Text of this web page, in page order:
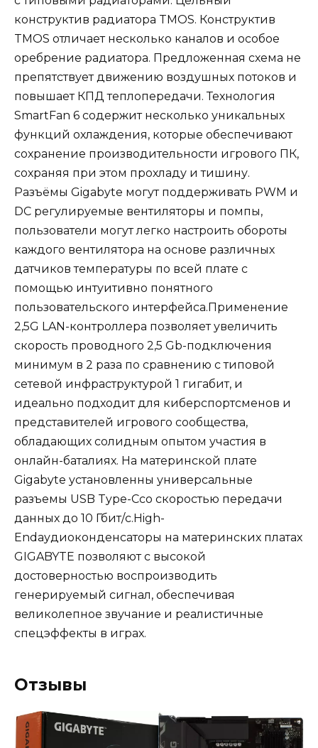
конструктив радиатора TMOS. Конструктив
TMOS отличает несколько каналов и особое
оребрение радиатора. Предложенная схема не
препятствует движению воздушных потоков и
повышает КПД теплопередачи. Технология
SmartFan 6 содержит несколько уникальных
функций охлаждения, которые обеспечивают
сохранение производительности игрового ПК,
сохраняя при этом прохладу и тишину.
Разъёмы Gigabyte могут поддерживать PWM и
DC регулируемые вентиляторы и помпы,
пользователи могут легко настроить обороты
каждого вентилятора на основе различных
датчиков температуры по всей плате с
помощью интуитивно понятного
пользовательского интерфейса.Применение
2,5G LAN-контроллера позволяет увеличить
скорость проводного 2,5 Gb-подключения
минимум в 2 раза по сравнению с типовой
сетевой инфраструктурой 1 гигабит, и
идеально подходит для киберспортсменов и
представителей игрового сообщества,
обладающих солидным опытом участия в
онлайн-баталиях. На материнской плате
Gigabyte установленны универсальные
разъемы USB Type-Cсо скоростью передачи
данных до 10 Гбит/с.High-
Endаудиоконденсаторы на материнских платах
GIGABYTE позволяют с высокой
достоверностью воспроизводить
генерируемый сигнал, обеспечивая
великолепное звучание и реалистичные
спецэффекты в играх.
Отзывы